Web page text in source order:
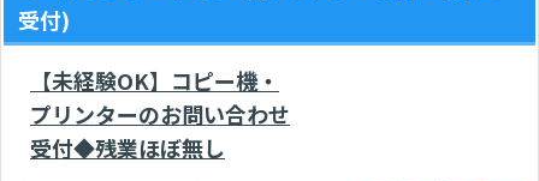
受付)
【未経験OK】コピー機・
プリンターのお問い合わせ
受付◆残業ほぼ無し